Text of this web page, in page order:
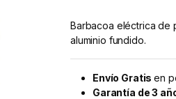
Barbacoa eléctrica de
aluminio fundido.
Envío Gratisen
Garantía de 3